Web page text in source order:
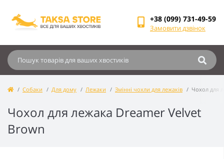
+38 (099) 731-49-59
Замовити дзвінок
Собаки Для дому Лежаки Змінні чохли для лежаків Чохол для
Чохол для лежака Dreamer Velvet
Brown